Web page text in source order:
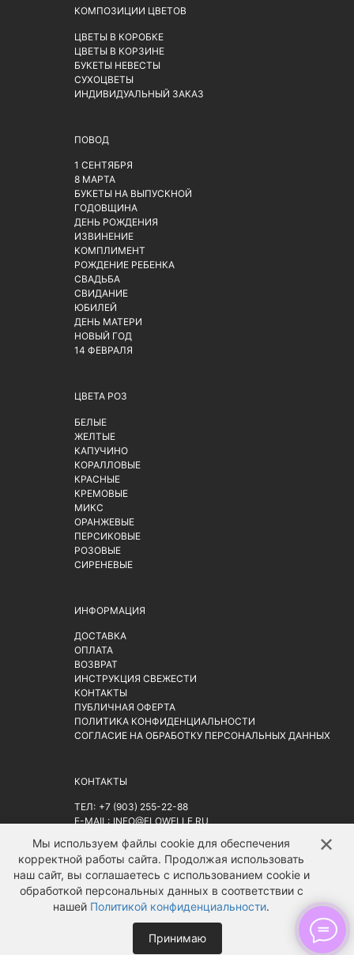
КОМПОЗИЦИИ ЦВЕТОВ
ЦВЕТЫ В КОРОБКЕ
ЦВЕТЫ В КОРЗИНЕ
БУКЕТЫ НЕВЕСТЫ
СУХОЦВЕТЫ
ИНДИВИДУАЛЬНЫЙ ЗАКАЗ
ПОВОД
1 СЕНТЯБРЯ
8 МАРТА
БУКЕТЫ НА ВЫПУСКНОЙ
ГОДОВЩИНА
ДЕНЬ РОЖДЕНИЯ
ИЗВИНЕНИЕ
КОМПЛИМЕНТ
РОЖДЕНИЕ РЕБЕНКА
СВАДЬБА
СВИДАНИЕ
ЮБИЛЕЙ
ДЕНЬ МАТЕРИ
НОВЫЙ ГОД
14 ФЕВРАЛЯ
ЦВЕТА РОЗ
БЕЛЫЕ
ЖЕЛТЫЕ
КАПУЧИНО
КОРАЛЛОВЫЕ
КРАСНЫЕ
КРЕМОВЫЕ
МИКС
ОРАНЖЕВЫЕ
ПЕРСИКОВЫЕ
РОЗОВЫЕ
СИРЕНЕВЫЕ
ИНФОРМАЦИЯ
ДОСТАВКА
ОПЛАТА
ВОЗВРАТ
ИНСТРУКЦИЯ СВЕЖЕСТИ
КОНТАКТЫ
ПУБЛИЧНАЯ ОФЕРТА
ПОЛИТИКА КОНФИДЕНЦИАЛЬНОСТИ
СОГЛАСИЕ НА ОБРАБОТКУ ПЕРСОНАЛЬНЫХ ДАННЫХ
КОНТАКТЫ
ТЕЛ: +7 (903) 255-22-88
E-MAIL: INFO@FLOWELLE.RU
↑
✕
Мы используем файлы cookie для обеспечения
корректной работы сайта. Продолжая использовать
наш сайт, вы соглашаетесь с использованием cookie и
обработкой персональных данных в соответствии с
нашей Политикой конфиденциальности.
Принимаю